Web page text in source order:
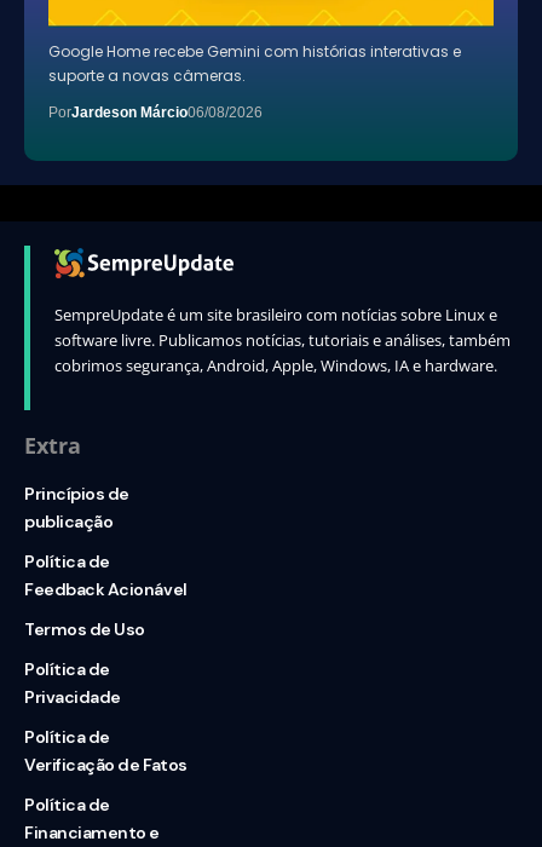
Google Home recebe Gemini com histórias interativas e
suporte a novas câmeras.
PorJardeson Márcio06/08/2026
SempreUpdate é um site brasileiro com notícias sobre Linux e
software livre. Publicamos notícias, tutoriais e análises, também
cobrimos segurança, Android, Apple, Windows, IA e hardware.
Extra
Princípios de
publicação
Política de
Feedback Acionável
Termos de Uso
Política de
Privacidade
Política de
Verificação de Fatos
Política de
Financiamento e